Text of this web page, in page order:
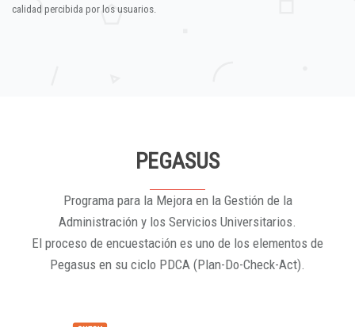
calidad percibida por los usuarios.
PEGASUS
Programa para la Mejora en la Gestión de la
Administración y los Servicios Universitarios.
El proceso de encuestación es uno de los elementos de
Pegasus en su ciclo PDCA (Plan-Do-Check-Act).